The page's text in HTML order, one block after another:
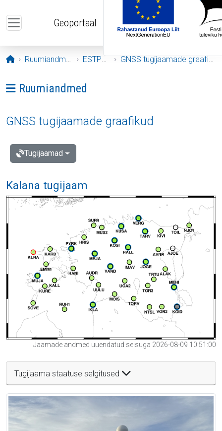
Geoportaal
Avaleht
Ruumiandmed ESTPOS GNSS tugijaamade graafikud
Ava menüü: Ruumiandmed
Ruumiandmed
GNSS tugijaamade graafikud
Tugijaamad
Kalana tugijaam
Jaamade andmed uuendatud seisuga 2026-08-09 10:51:00
Tugijaama staatuse selgitused